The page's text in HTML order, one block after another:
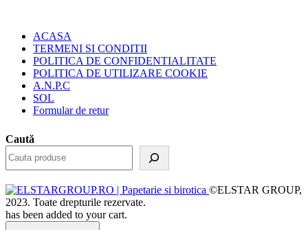
ACASA
TERMENI SI CONDITII
POLITICA DE CONFIDENTIALITATE
POLITICA DE UTILIZARE COOKIE
A.N.P.C
SOL
Formular de retur
Caută
©ELSTAR GROUP,
2023. Toate drepturile rezervate.
has been added to your cart.